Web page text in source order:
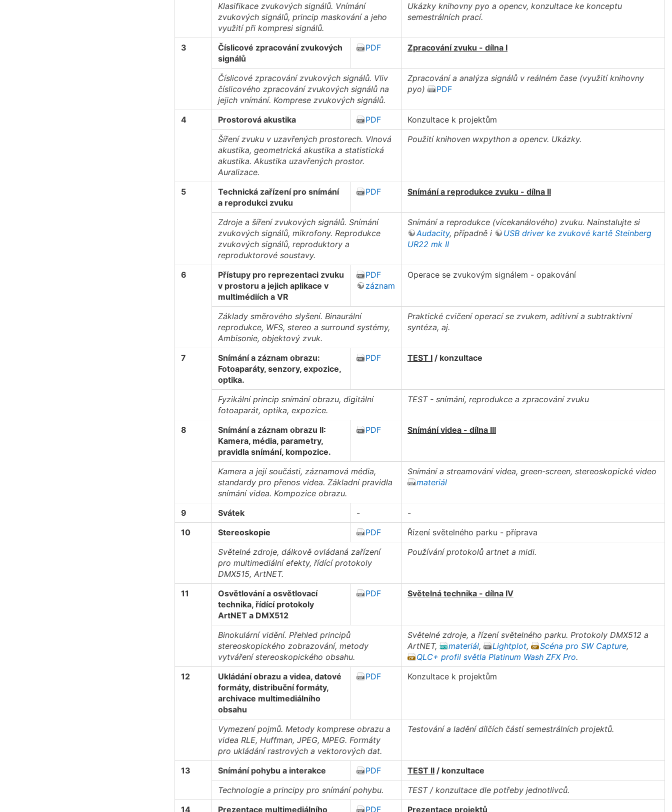
Klasifikace zvukových signálů. Vnímání
zvukových signálů, princip maskování a jeho
využití při kompresi signálů.
Ukázky knihovny pyo a opencv, konzultace ke konceptu
semestrálních prací.
3
Číslicové zpracování zvukových
signálů
PDF Zpracování zvuku - dílna I
Číslicové zpracování zvukových signálů. Vliv
číslicového zpracování zvukových signálů na
jejich vnímání. Komprese zvukových signálů.
Zpracování a analýza signálů v reálném čase (využití knihovny
pyo)
PDF
4 Prostorová akustika PDF
Konzultace k projektům
Šíření zvuku v uzavřených prostorech. Vlnová
akustika, geometrická akustika a statistická
akustika. Akustika uzavřených prostor.
Auralizace.
Použití knihoven wxpython a opencv. Ukázky.
5
Technická zařízení pro snímání
a reprodukci zvuku
PDF Snímání a reprodukce zvuku - dílna II
Zdroje a šíření zvukových signálů. Snímání
zvukových signálů, mikrofony. Reprodukce
zvukových signálů, reproduktory a
reproduktorové soustavy.
Snímání a reprodukce (vícekanálového) zvuku. Nainstalujte si
Audacity, případně i
USB driver ke zvukové kartě Steinberg
UR22 mk II
6
Přístupy pro reprezentaci zvuku
v prostoru a jejich aplikace v
multimédiích a VR
PDF
záznam
Operace se zvukovým signálem - opakování
Základy směrového slyšení. Binaurální
reprodukce, WFS, stereo a surround systémy,
Ambisonie, objektový zvuk.
Praktické cvičení operací se zvukem, aditivní a subtraktivní
syntéza, aj.
7
Snímání a záznam obrazu:
Fotoaparáty, senzory, expozice,
optika.
PDF TEST I / konzultace
Fyzikální princip snímání obrazu, digitální
fotoaparát, optika, expozice.
TEST - snímání, reprodukce a zpracování zvuku
8
Snímání a záznam obrazu II:
Kamera, média, parametry,
pravidla snímání, kompozice.
PDF Snímání videa - dílna III
Kamera a její součásti, záznamová média,
standardy pro přenos videa. Základní pravidla
snímání videa. Kompozice obrazu.
Snímání a streamování videa, green-screen, stereoskopické video
materiál
9 Svátek -
-
10
Stereoskopie PDF
Řízení světelného parku - příprava
Světelné zdroje, dálkově ovládaná zařízení
pro multimediální efekty, řídící protokoly
DMX515, ArtNET.
Používání protokolů artnet a midi.
11
Osvětlování a osvětlovací
technika, řídící protokoly
ArtNET a DMX512
PDF Světelná technika - dílna IV
Binokulární vidění. Přehled principů
stereoskopického zobrazování, metody
vytváření stereoskopického obsahu.
Světelné zdroje, a řízení světelného parku. Protokoly DMX512 a
ArtNET,
materiál, Lightplot, Scéna pro SW Capture,
QLC+ profil světla Platinum Wash ZFX Pro.
12
Ukládání obrazu a videa, datové
formáty, distribuční formáty,
archivace multimediálního
obsahu
PDF Konzultace k projektům
Vymezení pojmů. Metody komprese obrazu a
videa RLE, Huffman, JPEG, MPEG. Formáty
pro ukládání rastrových a vektorových dat.
Testování a ladění dílčích částí semestrálních projektů.
13 Snímání pohybu a interakce PDF TEST II / konzultace
Technologie a principy pro snímání pohybu.
TEST / konzultace dle potřeby jednotlivců.
14
Prezentace multimediálního PDF Prezentace projektů